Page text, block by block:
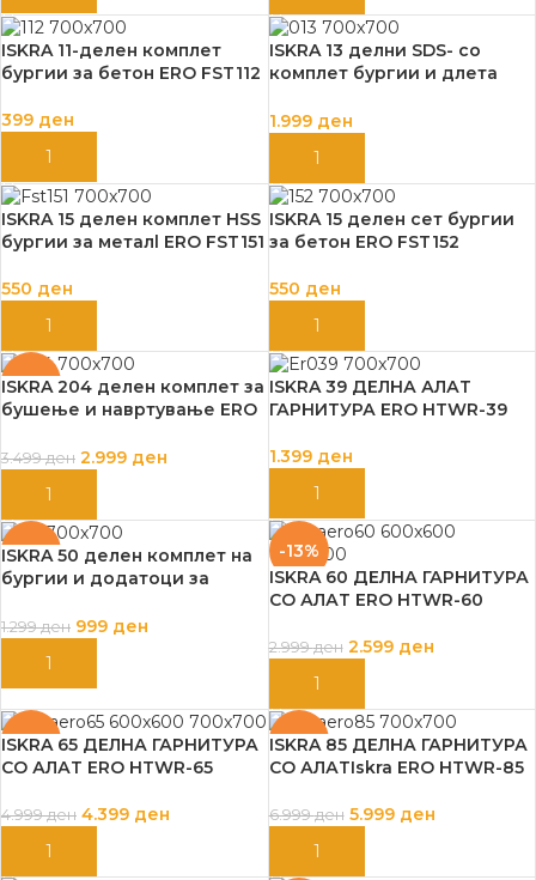
ISKRA 11-делен комплет
бургии за бетон ERO FST112
399 ден
ДОДАЈ ВО КОШНИЦА
ISKRA 13 делни SDS- со
комплет бургии и длета
1.999 ден
ДОДАЈ ВО КОШНИЦА
ISKRA 15 делен комплет HSS
бургии за металl ERO FST151
550 ден
ДОДАЈ ВО КОШНИЦА
ISKRA 15 делен сет бургии
за бетон ERO FST152
550 ден
ДОДАЈ ВО КОШНИЦА
-14%
ISKRA 204 делен комплет за
бушење и навртување ERO
3.499ден 2.999 ден
ДОДАЈ ВО КОШНИЦА
ISKRA 39 ДЕЛНА АЛАТ
ГАРНИТУРА ERO HTWR-39
1.399 ден
ДОДАЈ ВО КОШНИЦА
-23%
ISKRA 50 делен комплет на
бургии и додатоци за
FST050
1.299ден 999 ден
ДОДАЈ ВО КОШНИЦА
-13%
ISKRA 60 ДЕЛНА ГАРНИТУРА
СО АЛАТ ERO HTWR-60
2.999ден 2.599 ден
ДОДАЈ ВО КОШНИЦА
-12%
ISKRA 65 ДЕЛНА ГАРНИТУРА
СО АЛАТ ERO HTWR-65
4.999ден 4.399 ден
ДОДАЈ ВО КОШНИЦА
-14%
ISKRA 85 ДЕЛНА ГАРНИТУРА
СО АЛАТIskra ERO HTWR-85
6.999ден 5.999 ден
ДОДАЈ ВО КОШНИЦА